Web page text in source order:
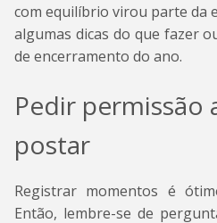
com equilíbrio virou parte da
algumas dicas do que fazer
de encerramento do ano.
Pedir permissão
postar
Registrar momentos é
Então, lembre-se de